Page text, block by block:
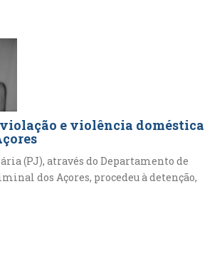
e violência doméstica
(PJ), através do Departamento de
dos Açores, procedeu à detenção,